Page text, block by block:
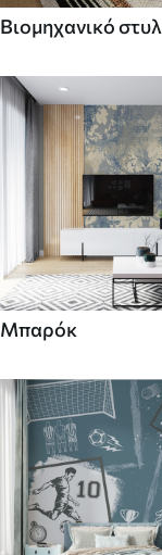
Βιομηχανικό στυλ
Μπαρόκ